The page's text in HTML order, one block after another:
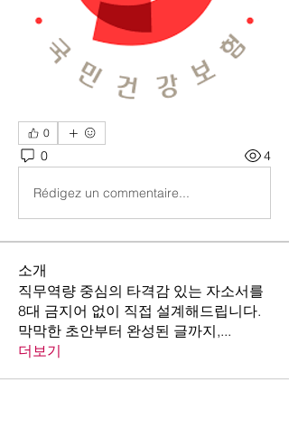
0
0 4
Rédigez un commentaire...
소개
직무역량 중심의 타격감 있는 자소서를
8대 금지어 없이 직접 설계해드립니다.
막막한 초안부터 완성된 글까지,...
더보기